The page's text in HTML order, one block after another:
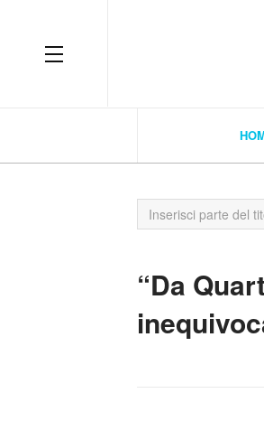
Inserisci
parte
“Da